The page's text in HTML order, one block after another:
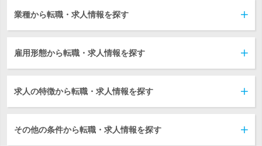
業種から転職・求人情報を探す
雇用形態から転職・求人情報を探す
求人の特徴から転職・求人情報を探す
その他の条件から転職・求人情報を探す